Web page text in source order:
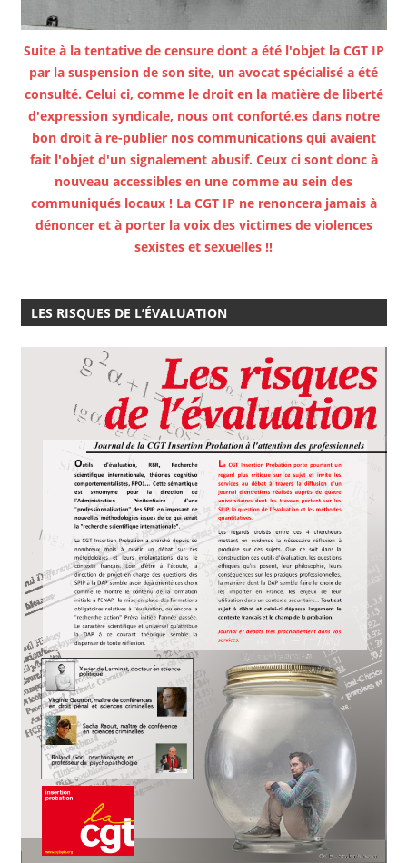
Suite à la tentative de censure dont a été l'objet la CGT IP
par la suspension de son site, un avocat spécialisé a été
consulté. Celui ci, comme le droit en la matière de liberté
d'expression syndicale, nous ont conforté.es dans notre
bon droit à re-publier nos communications qui avaient
fait l'objet d'un signalement abusif. Ceux ci sont donc à
nouveau accessibles en une comme au sein des
communiqués locaux ! La CGT IP ne renoncera jamais à
dénoncer et à porter la voix des victimes de violences
sexistes et sexuelles !!
LES RISQUES DE L’ÉVALUATION